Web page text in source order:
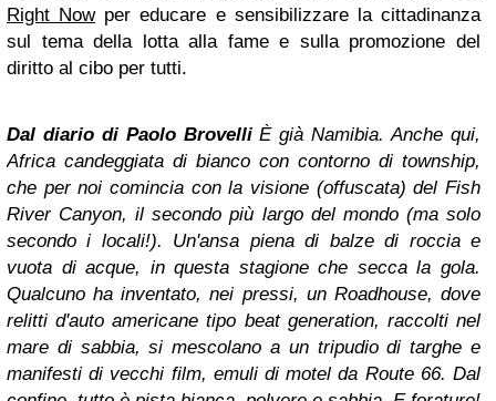
Right Nowper educare e sensibilizzare la cittadinanza
sul tema della lotta alla fame e sulla promozione del
diritto al cibo per tutti.
Dal diario di Paolo Brovelli È già Namibia. Anche qui,
Africa candeggiata di bianco con contorno di township,
che per noi comincia con la visione (offuscata) del Fish
River Canyon, il secondo più largo del mondo (ma solo
secondo i locali!). Un'ansa piena di balze di roccia e
vuota di acque, in questa stagione che secca la gola.
Qualcuno ha inventato, nei pressi, un Roadhouse, dove
relitti d'auto americane tipo beat generation, raccolti nel
mare di sabbia, si mescolano a un tripudio di targhe e
manifesti di vecchi film, emuli di motel da Route 66. Dal